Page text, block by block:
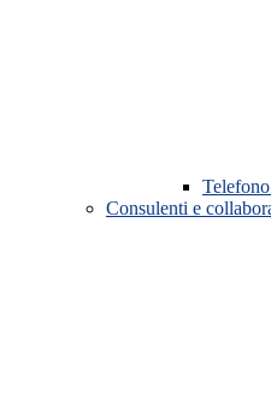
Consulenti e